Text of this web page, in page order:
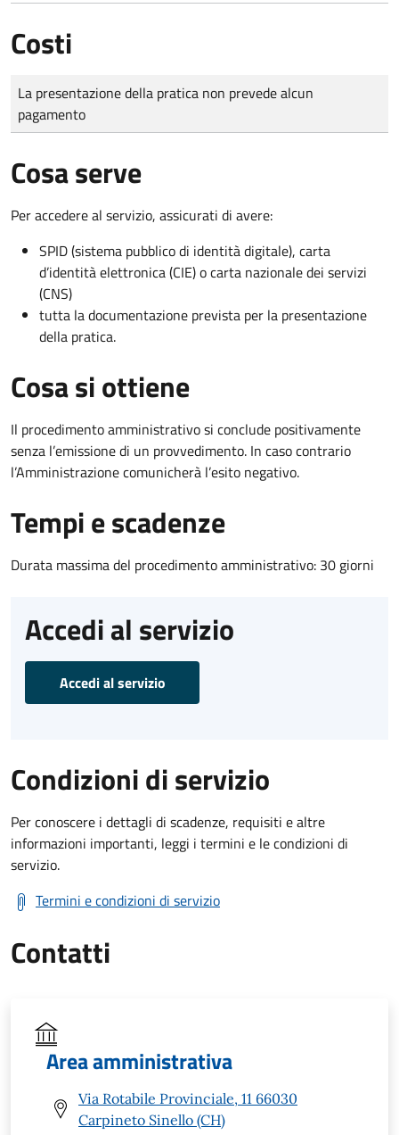
Costi
Tipo di pagamento
Importo
La presentazione della pratica non prevede alcun
pagamento
Cosa serve
Per accedere al servizio, assicurati di avere:
SPID (sistema pubblico di identità digitale), carta
d’identità elettronica (CIE) o carta nazionale dei servizi
(CNS)
tutta la documentazione prevista per la presentazione
della pratica.
Cosa si ottiene
Il procedimento amministrativo si conclude positivamente
senza l’emissione di un provvedimento. In caso contrario
l’Amministrazione comunicherà l’esito negativo.
Tempi e scadenze
Durata massima del procedimento amministrativo: 30 giorni
Accedi al servizio
Accedi al servizio
Condizioni di servizio
Per conoscere i dettagli di scadenze, requisiti e altre
informazioni importanti, leggi i termini e le condizioni di
servizio.
Termini e condizioni di servizio
Contatti
Area amministrativa
Via Rotabile Provinciale, 11 66030
Carpineto Sinello (CH)